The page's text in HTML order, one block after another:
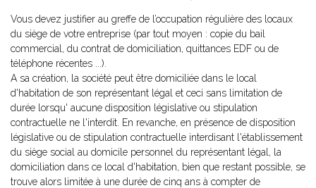
Vous devez justifier au greffe de l’occupation régulière des locaux
du siège de votre entreprise (par tout moyen : copie du bail
commercial, du contrat de domiciliation, quittances EDF ou de
téléphone récentes ...).
A sa création, la société peut être domiciliée dans le local
d'habitation de son représentant légal et ceci sans limitation de
durée lorsqu' aucune disposition législative ou stipulation
contractuelle ne l'interdit. En revanche, en présence de disposition
législative ou de stipulation contractuelle interdisant l'établissement
du siège social au domicile personnel du représentant légal, la
domiciliation dans ce local d'habitation, bien que restant possible, se
trouve alors limitée à une durée de cinq ans à compter de